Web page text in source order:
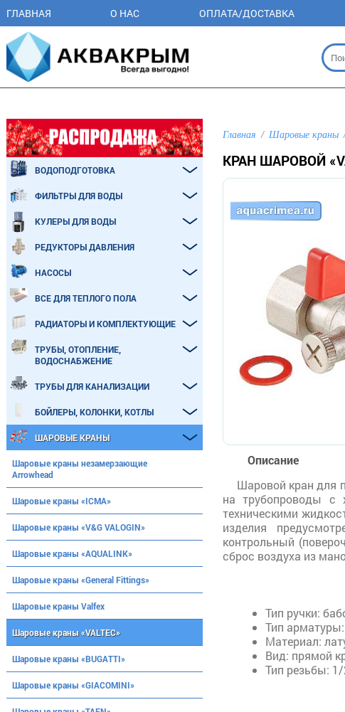
ГЛАВНАЯ О НАС ОПЛАТА/ДОСТАВКА
Главная Шаровые краны
КРАН ШАРОВОЙ
Описание
Шаровой кран для
на трубопроводы с
техническими
изделия
контрольный
сброс воздуха из
Тип ручки:
Тип
Материал:
Вид: прямой
Тип резьбы: 1/
ВОДОПОДГОТОВКА
ФИЛЬТРЫ ДЛЯ ВОДЫ
КУЛЕРЫ ДЛЯ ВОДЫ
РЕДУКТОРЫ ДАВЛЕНИЯ
НАСОСЫ
ВСЕ ДЛЯ ТЕПЛОГО ПОЛА
РАДИАТОРЫ И КОМПЛЕКТУЮЩИЕ
ТРУБЫ, ОТОПЛЕНИЕ,
ВОДОСНАБЖЕНИЕ
ТРУБЫ ДЛЯ КАНАЛИЗАЦИИ
БОЙЛЕРЫ, КОЛОНКИ, КОТЛЫ
ШАРОВЫЕ КРАНЫ
Шаровые краны незамерзающие
Arrowhead
Шаровые краны «ICMA»
Шаровые краны «V&G VALOGIN»
Шаровые краны «AQUALINK»
Шаровые краны «General Fittings»
Шаровые краны Valfex
Шаровые краны «VALTEC»
Шаровые краны «BUGATTI»
Шаровые краны «GIACOMINI»